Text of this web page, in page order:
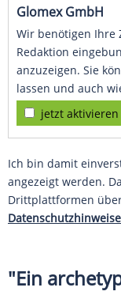
Glomex GmbH
Wir benötigen Ihre
Redaktion
anzuzeigen. Sie
lassen und auch
jetzt aktivieren
Ich bin damit
angezeigt werden.
Drittplattformen
"Ein